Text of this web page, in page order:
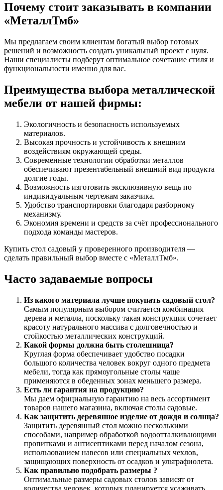
Почему стоит заказывать в компании
«МеталлТмб»
Мы предлагаем своим клиентам богатый выбор готовых
решений и возможность создать уникальный проект с нуля.
Наши специалисты подберут оптимальное сочетание стиля и
функциональности именно для вас.
Преимущества выбора металлической
мебели от нашей фирмы:
Экологичность и безопасность используемых
материалов.
Высокая прочность и устойчивость к внешним
воздействиям окружающей среды.
Современные технологии обработки металлов
обеспечивают презентабельный внешний вид продукта
долгие годы.
Возможность изготовить эксклюзивную вещь по
индивидуальным чертежам заказчика.
Удобство транспортировки благодаря разборному
механизму.
Экономия времени и средств за счёт профессионального
подхода команды мастеров.
Купить стол садовый у проверенного производителя —
сделать правильный выбор вместе с «МеталлТмб».
Часто задаваемые вопросы
Из какого материала лучше покупать садовый стол?
Самым популярным выбором считается комбинация
дерева и металла, поскольку такая конструкция сочетает
красоту натурального массива с долговечностью и
стойкостью металлических конструкций.
Какой формы должна быть столешница?
Круглая форма обеспечивает удобство посадки
большого количества человек вокруг одного предмета
мебели, тогда как прямоугольные столы чаще
применяются в обеденных зонах меньшего размера.
Есть ли гарантия на продукцию?
Мы даем официальную гарантию на весь ассортимент
товаров нашего магазина, включая столы садовые.
Как защитить деревянное изделие от дождя и солнца?
Защитить деревянный стол можно несколькими
способами, например обработкой водоотталкивающими
пропитками и антисептиками перед началом сезона,
использованием навесов или специальных чехлов,
защищающих поверхность от осадков и ультрафиолета.
Как правильно подобрать размеры ?
Оптимальные размеры садовых столов зависят от
количества человек, которых планируется усаживать